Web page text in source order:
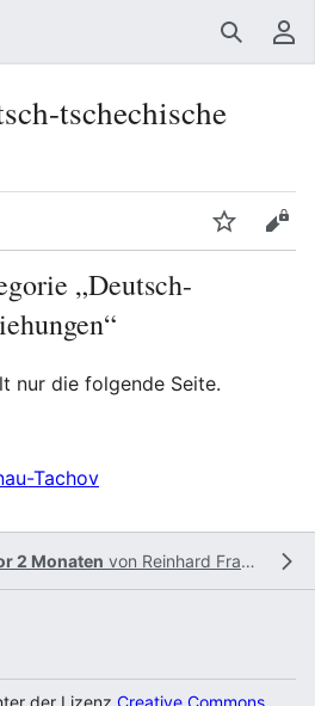
Suchen
tschechische
„Deutsch-
nur die folgende Seite.
Tachov
2 Monaten von Reinhard Fraunholz